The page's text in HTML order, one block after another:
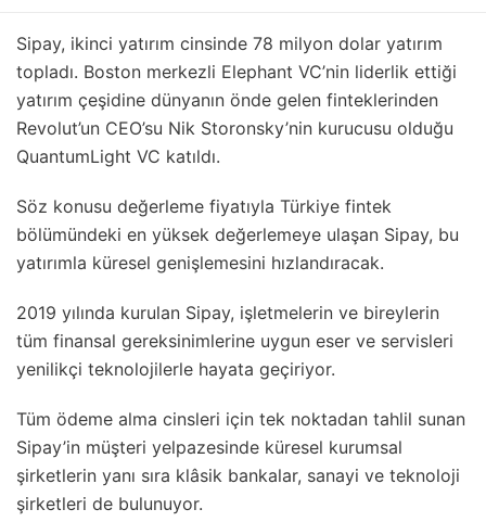
Sipay, ikinci yatırım cinsinde 78 milyon dolar yatırım
topladı. Boston merkezli Elephant VC’nin liderlik ettiği
yatırım çeşidine dünyanın önde gelen finteklerinden
Revolut’un CEO’su Nik Storonsky’nin kurucusu olduğu
QuantumLight VC katıldı.
Söz konusu değerleme fiyatıyla Türkiye fintek
bölümündeki en yüksek değerlemeye ulaşan Sipay, bu
yatırımla küresel genişlemesini hızlandıracak.
2019 yılında kurulan Sipay, işletmelerin ve bireylerin
tüm finansal gereksinimlerine uygun eser ve servisleri
yenilikçi teknolojilerle hayata geçiriyor.
Tüm ödeme alma cinsleri için tek noktadan tahlil sunan
Sipay’in müşteri yelpazesinde küresel kurumsal
şirketlerin yanı sıra klâsik bankalar, sanayi ve teknoloji
şirketleri de bulunuyor.